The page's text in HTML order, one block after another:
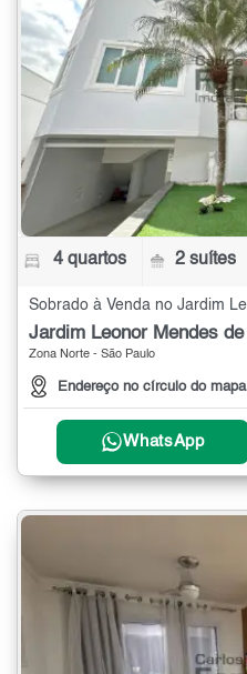
4 quartos 2 suítes
Zona Norte - São Paulo
Endereço no círculo do mapa
WhatsApp